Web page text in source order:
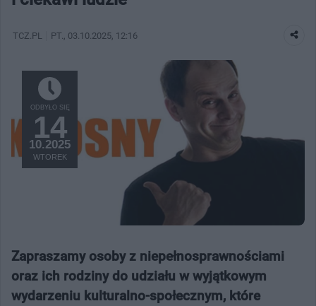
TCZ.PL PT. , 03.10.2025, 12:16
ODBYŁO SIĘ
14
10.2025
WTOREK
Zapraszamy osoby z niepełnosprawnościami
oraz ich rodziny do udziału w wyjątkowym
wydarzeniu kulturalno-społecznym, które